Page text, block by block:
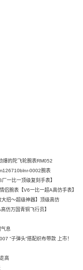
爆的陀飞轮腕表RM052
0002腕表
一比一顶级复刻手表】
腕表【V6一比一超A高仿手表】
招～超级神器】顶级高仿
仿万国青铜飞行员】
气息
“子弹头”搭配织布带款 上市！
高